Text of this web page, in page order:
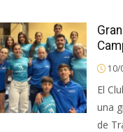
10/
El
una
de